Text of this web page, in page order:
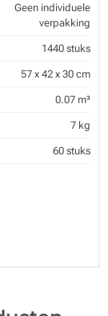
Geen individuele
verpakking
1440 stuks
57 x 42 x 30 cm
0.07 m³
7 kg
60 stuks